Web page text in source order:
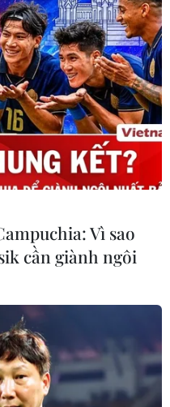
Vì sao
cần giành ngôi